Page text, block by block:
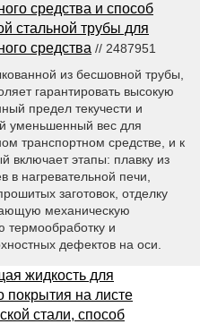
средства и способ
стальной трубы для
средства // 2487951
из бесшовной трубы,
гарантировать высокую
предел текучести и
уменьшенный вес для
транспортном средстве, и к
включает этапы: плавку из
в нагревательной печи,
заготовок, отделку
механическую
термообработку и
дефектов на оси.
жидкость для
на листе
стали, способ